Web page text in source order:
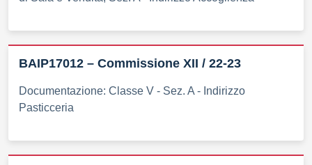
BAIP17012 – Commissione XII / 22-23
Documentazione: Classe V - Sez. A - Indirizzo
Pasticceria